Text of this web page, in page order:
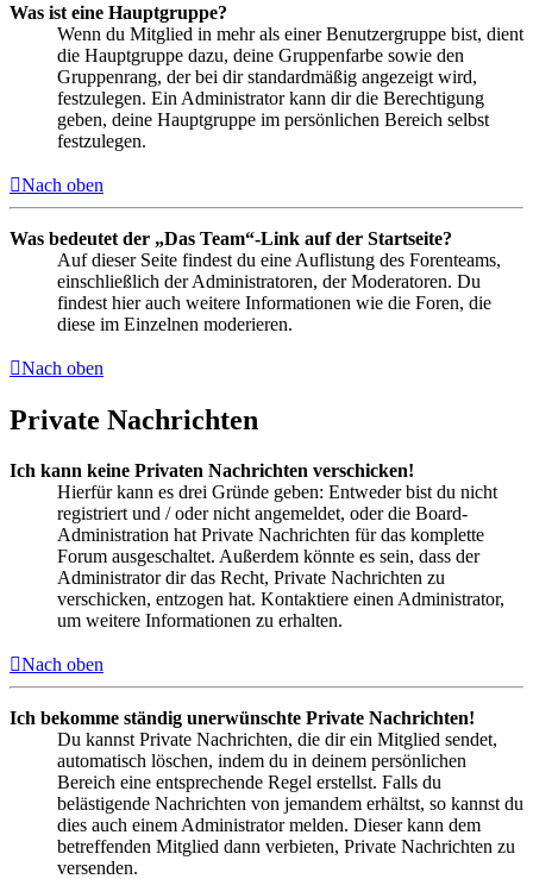
Was ist eine Hauptgruppe?
Wenn du Mitglied in mehr als einer Benutzergruppe bist, dient
die Hauptgruppe dazu, deine Gruppenfarbe sowie den
Gruppenrang, der bei dir standardmäßig angezeigt wird,
festzulegen. Ein Administrator kann dir die Berechtigung
geben, deine Hauptgruppe im persönlichen Bereich selbst
festzulegen.
Nach oben
Was bedeutet der „Das Team“-Link auf der Startseite?
Auf dieser Seite findest du eine Auflistung des Forenteams,
einschließlich der Administratoren, der Moderatoren. Du
findest hier auch weitere Informationen wie die Foren, die
diese im Einzelnen moderieren.
Nach oben
Private Nachrichten
Ich kann keine Privaten Nachrichten verschicken!
Hierfür kann es drei Gründe geben: Entweder bist du nicht
registriert und / oder nicht angemeldet, oder die Board-
Administration hat Private Nachrichten für das komplette
Forum ausgeschaltet. Außerdem könnte es sein, dass der
Administrator dir das Recht, Private Nachrichten zu
verschicken, entzogen hat. Kontaktiere einen Administrator,
um weitere Informationen zu erhalten.
Nach oben
Ich bekomme ständig unerwünschte Private Nachrichten!
Du kannst Private Nachrichten, die dir ein Mitglied sendet,
automatisch löschen, indem du in deinem persönlichen
Bereich eine entsprechende Regel erstellst. Falls du
belästigende Nachrichten von jemandem erhältst, so kannst du
dies auch einem Administrator melden. Dieser kann dem
betreffenden Mitglied dann verbieten, Private Nachrichten zu
versenden.